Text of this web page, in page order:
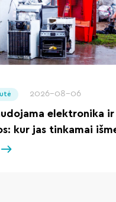
2026-08-06
elektronika ir
kur jas tinkamai